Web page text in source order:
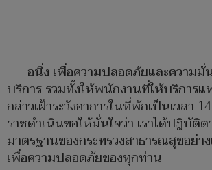
อนึ่ง เพื่อความปลอดภัยและความมั่
บริการ รวมทั้งให้พนักงานที่ให้บริการ
กล่าวเฝ้าระวังอาการในที่พักเป็นเวลา
ราชดำเนินขอให้มั่นใจว่า เราได้ปฎิบัติ
มาตรฐานของกระทรวงสาธารณสุขอย่า
เพื่อความปลอดภัยของทุกท่าน